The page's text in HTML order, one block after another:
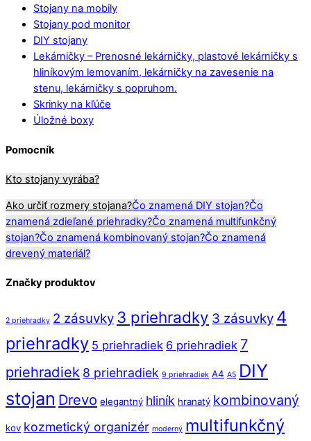
Stojany na mobily
Stojany pod monitor
DIY stojany
Lekárničky – Prenosné lekárničky, plastové lekárničky s
hliníkovým lemovaním, lekárničky na zavesenie na
stenu, lekárničky s popruhom.
Skrinky na kľúče
Úložné boxy
Pomocník
Kto stojany vyrába?
Ako určiť rozmery stojana?Čo znamená DIY stojan?Čo
znamená zdieľané priehradky?Čo znamená multifunkčný
stojan?Čo znamená kombinovaný stojan?Čo znamená
drevený materiál?
Značky produktov
2 priehradky 2 zásuvky 3 priehradky 3 zásuvky 4
priehradky 5 priehradiek 6 priehradiek 7
priehradiek 8 priehradiek 9 priehradiek A4 A5 DIY
stojan Drevo elegantný hliník hranatý kombinovaný
kov kozmetický organizér moderný multifunkčný